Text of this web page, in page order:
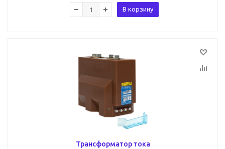
В корзину
Трансформатор тока